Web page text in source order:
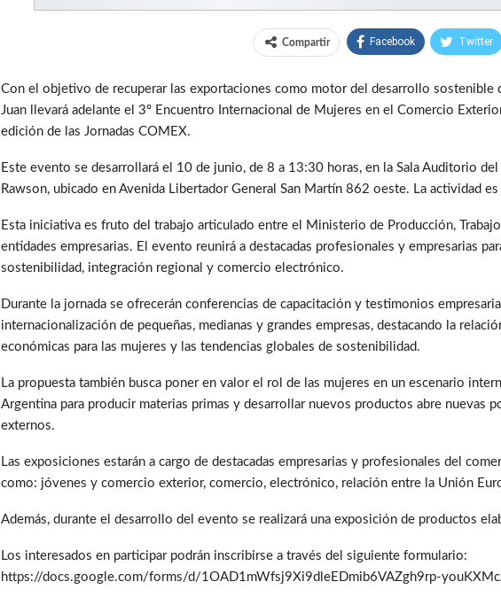
Compartir Facebook Twitter
Con el objetivo de recuperar las exportaciones como motor del desarrollo sostenible
Juan llevará adelante el 3º Encuentro Internacional de Mujeres en el Comercio
edición de las Jornadas COMEX.
Este evento se desarrollará el 10 de junio, de 8 a 13:30 horas, en la Sala Auditorio
Rawson, ubicado en Avenida Libertador General San Martín 862 oeste. La actividad
Esta iniciativa es fruto del trabajo articulado entre el Ministerio de Producción,
entidades empresarias. El evento reunirá a destacadas profesionales y empresarias
sostenibilidad, integración regional y comercio electrónico.
Durante la jornada se ofrecerán conferencias de capacitación y testimonios
internacionalización de pequeñas, medianas y grandes empresas, destacando la
económicas para las mujeres y las tendencias globales de sostenibilidad.
La propuesta también busca poner en valor el rol de las mujeres en un escenario
Argentina para producir materias primas y desarrollar nuevos productos abre nuevas
externos.
Las exposiciones estarán a cargo de destacadas empresarias y profesionales del
como: jóvenes y comercio exterior, comercio, electrónico, relación entre la Unión
Además, durante el desarrollo del evento se realizará una exposición de productos
Los interesados en participar podrán inscribirse a través del siguiente formulario:
https://docs.google.com/forms/d/1OAD1mWfsj9Xi9dleEDmib6VAZgh9rp-